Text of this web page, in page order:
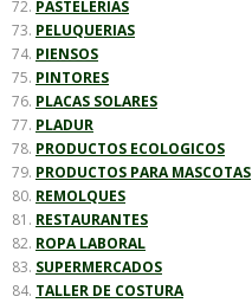
PASTELERIAS
PELUQUERIAS
PIENSOS
PINTORES
PLACAS SOLARES
PLADUR
PRODUCTOS ECOLOGICOS
PRODUCTOS PARA MASCOTAS
REMOLQUES
RESTAURANTES
ROPA LABORAL
SUPERMERCADOS
TALLER DE COSTURA